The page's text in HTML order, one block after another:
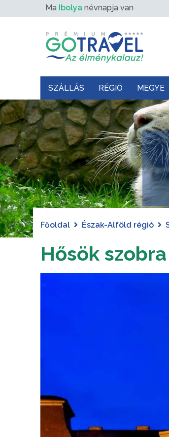
Ma Ibolya névnapja van
SZÁLLÁS RÉGIÓ MEGYE
Főoldal Észak-Alföld régió
Hősök